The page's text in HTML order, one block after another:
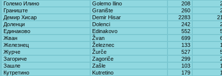
Големо Илино
Golemo Ilino 208
Граниште
Granište 260
Демир Хисар
Demir Hisar 2283
Доленци
Dolenci 242
Единаково
Edinakovo 552
Жван
Žvan 699
Железнец
Železnec 133
Журче
Žurče 527
Загориче
Zagoriče 299
Зашле
Zašle 103
Кутретино
Kutretino 179